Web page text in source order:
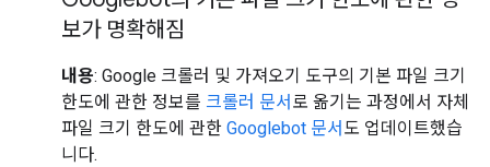
보가 명확해짐
내용: Google 크롤러 및 가져오기 도구의 기본 파일 크기
한도에 관한 정보를 크롤러 문서 로 옮기는 과정에서 자체
파일 크기 한도에 관한 Googlebot 문서 도 업데이트했습
니다.